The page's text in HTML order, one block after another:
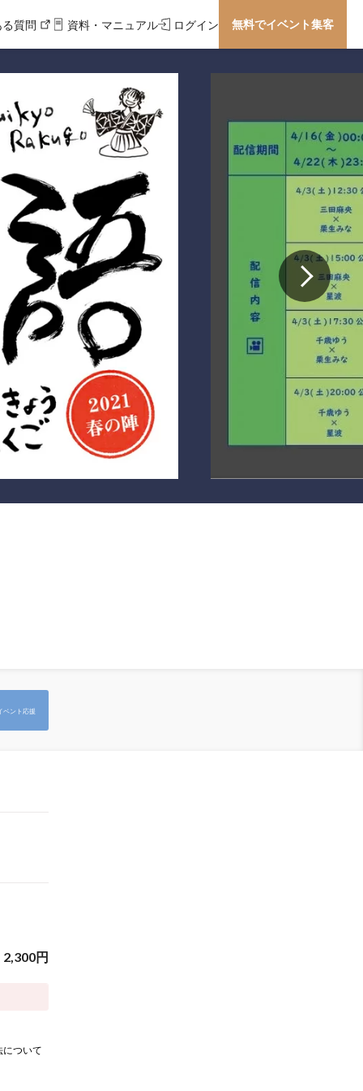
質問 資料・マニュアル ログイン 無料でイベント集客
ベント応援
2,300円
について